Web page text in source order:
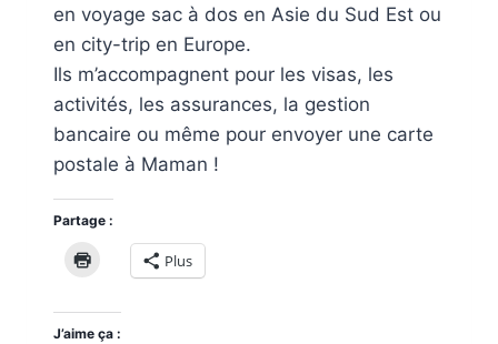
en voyage sac à dos en Asie du Sud Est ou
en city-trip en Europe.
Ils m’accompagnent pour les visas, les
activités, les assurances, la gestion
bancaire ou même pour envoyer une carte
postale à Maman !
Partage :
Plus
J’aime ça :